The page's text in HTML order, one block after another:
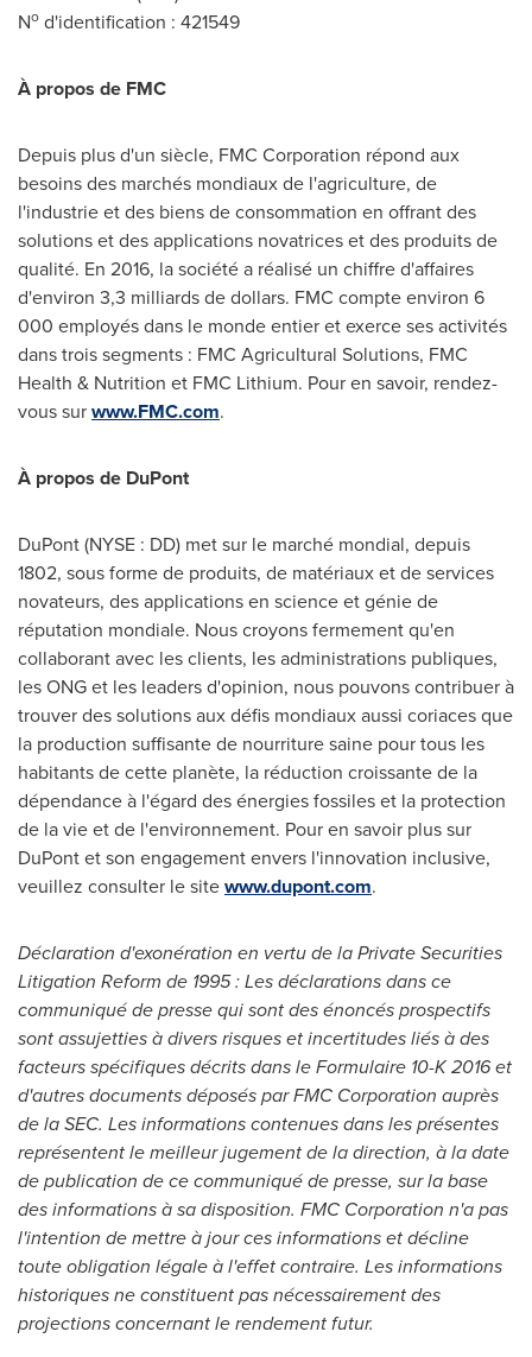
No d'identification : 421549
À propos de FMC
Depuis plus d'un siècle, FMC Corporation répond aux
besoins des marchés mondiaux de l'agriculture, de
l'industrie et des biens de consommation en offrant des
solutions et des applications novatrices et des produits de
qualité. En 2016, la société a réalisé un chiffre d'affaires
d'environ 3,3 milliards de dollars. FMC compte environ 6
000 employés dans le monde entier et exerce ses activités
dans trois segments : FMC Agricultural Solutions, FMC
Health & Nutrition et FMC Lithium. Pour en savoir, rendez-
vous surwww.FMC.com.
À propos de DuPont
DuPont (NYSE : DD) met sur le marché mondial, depuis
1802, sous forme de produits, de matériaux et de services
novateurs, des applications en science et génie de
réputation mondiale. Nous croyons fermement qu'en
collaborant avec les clients, les administrations publiques,
les ONG et les leaders d'opinion, nous pouvons contribuer à
trouver des solutions aux défis mondiaux aussi coriaces que
la production suffisante de nourriture saine pour tous les
habitants de cette planète, la réduction croissante de la
dépendance à l'égard des énergies fossiles et la protection
de la vie et de l'environnement. Pour en savoir plus sur
DuPont et son engagement envers l'innovation inclusive,
veuillez consulter le sitewww.dupont.com.
Déclaration d'exonération en vertu de la Private Securities
Litigation Reform de 1995 : Les déclarations dans ce
communiqué de presse qui sont des énoncés prospectifs
sont assujetties à divers risques et incertitudes liés à des
facteurs spécifiques décrits dans le Formulaire 10-K2016 et
d'autres documents déposés par FMC Corporation auprès
de la SEC. Les informations contenues dans les présentes
représentent le meilleur jugement de la direction, à la date
de publication de ce communiqué de presse, sur la base
des informations à sa disposition. FMC Corporation n'a pas
l'intention de mettre à jour ces informations et décline
toute obligation légale à l'effet contraire. Les informations
historiques ne constituent pas nécessairement des
projections concernant le rendement futur.